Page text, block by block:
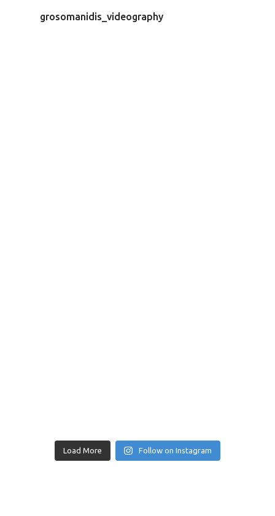
grosomanidis_videography
Load More Follow on Instagram